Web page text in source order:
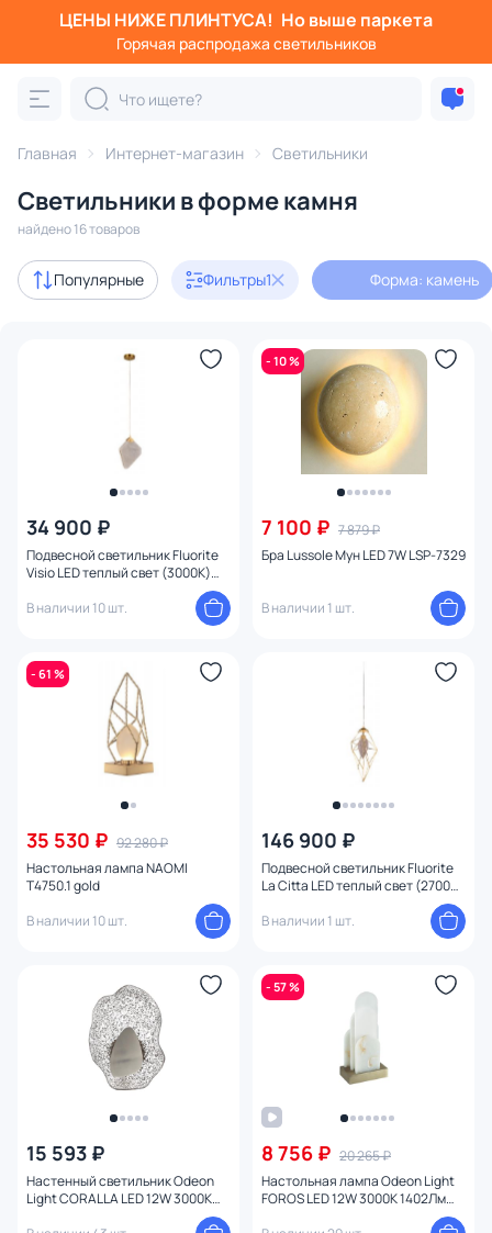
ЦЕНЫ НИЖЕ ПЛИНТУСА! Но выше паркета
Горячая распродажа светильников
Главная Интернет-магазин Светильники
Светильники в форме камня
найдено 16 товаров
Популярные Фильтры1 Форма: камень
34 900 ₽
Подвесной светильник Fluorite
Visio LED теплый свет (3000K)
В наличии 10 шт.
- 10 %
7 100 ₽ 7 879 ₽
Бра Lussole Мун LED 7W LSP-7329
В наличии 1 шт.
- 61 %
35 530 ₽ 92 280 ₽
Настольная лампа NAOMI
T4750.1 gold
В наличии 10 шт.
146 900 ₽
Подвесной светильник Fluorite
La Citta LED теплый свет (2700K)
В наличии 1 шт.
15 593 ₽
Настенный светильник Odeon
Light CORALLA LED 12W 3000K
- 57 %
8 756 ₽ 20 265 ₽
Настольная лампа Odeon Light
FOROS LED 12W 3000K 1402Лм
Фильтры
Категория:
Люстры Подвесные светильники Потолочные
Акции 4
13
Цвет
Вид лампы
Тип помещения
Форма 1
Оформление